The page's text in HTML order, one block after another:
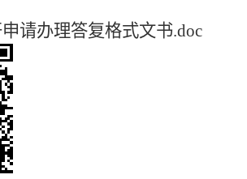
请办理答复格式文书.doc